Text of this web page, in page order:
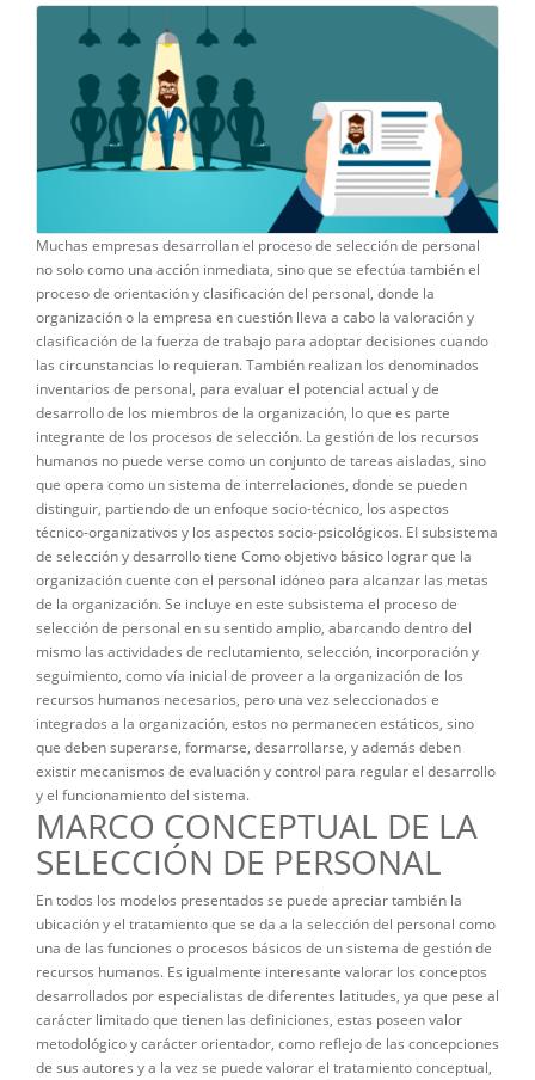
Muchas empresas desarrollan el proceso de selección de personal
no solo como una acción inmediata, sino que se efectúa también el
proceso de orientación y clasificación del personal, donde la
organización o la empresa en cuestión lleva a cabo la valoración y
clasificación de la fuerza de trabajo para adoptar decisiones cuando
las circunstancias lo requieran. También realizan los denominados
inventarios de personal, para evaluar el potencial actual y de
desarrollo de los miembros de la organización, lo que es parte
integrante de los procesos de selección. La gestión de los recursos
humanos no puede verse como un conjunto de tareas aisladas, sino
que opera como un sistema de interrelaciones, donde se pueden
distinguir, partiendo de un enfoque socio-técnico, los aspectos
técnico-organizativos y los aspectos socio-psicológicos. EI subsistema
de selección y desarrollo tiene Como objetivo básico lograr que la
organización cuente con el personal idóneo para alcanzar las metas
de la organización. Se incluye en este subsistema el proceso de
selección de personal en su sentido amplio, abarcando dentro del
mismo las actividades de reclutamiento, selección, incorporación y
seguimiento, como vía inicial de proveer a la organización de los
recursos humanos necesarios, pero una vez seleccionados e
integrados a la organización, estos no permanecen estáticos, sino
que deben superarse, formarse, desarrollarse, y además deben
existir mecanismos de evaluación y control para regular el desarrollo
y el funcionamiento del sistema.
MARCO CONCEPTUAL DE LA
SELECCIÓN DE PERSONAL
En todos los modelos presentados se puede apreciar también la
ubicación y el tratamiento que se da a la selección del personal como
una de las funciones o procesos básicos de un sistema de gestión de
recursos humanos. Es igualmente interesante valorar los conceptos
desarrollados por especialistas de diferentes latitudes, ya que pese al
carácter limitado que tienen las definiciones, estas poseen valor
metodológico y carácter orientador, como reflejo de las concepciones
de sus autores y a la vez se puede valorar el tratamiento conceptual,